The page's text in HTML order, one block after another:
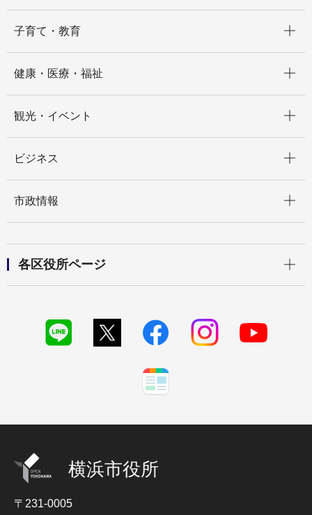
子育て・教育
健康・医療・福祉
観光・イベント
ビジネス
市政情報
各区役所ページ
横浜市役所
〒231-0005